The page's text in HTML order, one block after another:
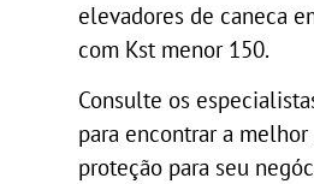
elevadores de caneca
com Kst menor 150.
Consulte os
para encontrar a
proteção para seu